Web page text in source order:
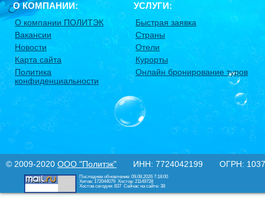
О КОМПАНИИ:
О компании ПОЛИТЭК
Вакансии
Новости
Карта сайта
Политика
конфиденциальности
УСЛУГИ:
Быстрая заявка
Страны
Отели
Курорты
Онлайн бронирование туров
© 2009-2020 ООО "Политэк" ИНН: 7724042199 ОГРН:
Последнее обновление: 09.08.2026 7:18:00
Хитов: 172044079 Хостов: 21149728
Хостов сегодня: 837 Сейчас на сайте: 38